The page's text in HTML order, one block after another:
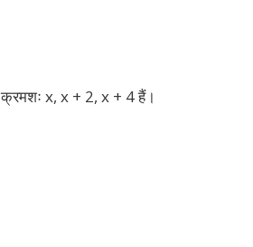
क्रमशः x, x + 2, x + 4 हैं।